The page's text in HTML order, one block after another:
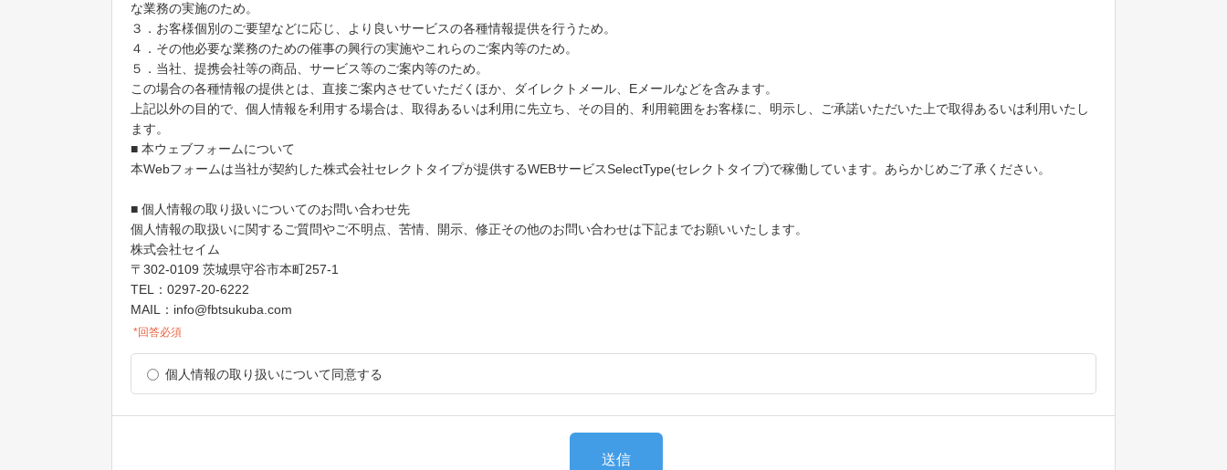
な業務の実施のため。
３．お客様個別のご要望などに応じ、より良いサービスの各種情報提供を行うため。
４．その他必要な業務のための催事の興行の実施やこれらのご案内等のため。
５．当社、提携会社等の商品、サービス等のご案内等のため。
この場合の各種情報の提供とは、直接ご案内させていただくほか、ダイレクトメール、Eメールなどを含みます。
上記以外の目的で、個人情報を利用する場合は、取得あるいは利用に先立ち、その目的、利用範囲をお客様に、明示し、ご承諾いただいた上で取得あるいは利用いたし
ます。
■ 本ウェブフォームについて
本Webフォームは当社が契約した株式会社セレクトタイプが提供するWEBサービスSelectType(セレクトタイプ)で稼働しています。あらかじめご了承ください。
■ 個人情報の取り扱いについてのお問い合わせ先
個人情報の取扱いに関するご質問やご不明点、苦情、開示、修正その他のお問い合わせは下記までお願いいたします。
株式会社セイム
〒302-0109 茨城県守谷市本町257-1
TEL：0297-20-6222
MAIL：info@fbtsukuba.com
*回答必須
個人情報の取り扱いについて同意する
送信